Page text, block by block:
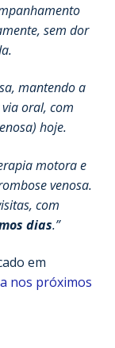
sem dor
mantendo a
oral, com
hoje.
motora e
venosa.
com
dias.”
em
nos próximos